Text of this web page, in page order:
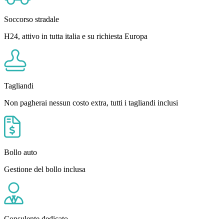
Soccorso stradale
H24, attivo in tutta italia e su richiesta Europa
Tagliandi
Non pagherai nessun costo extra, tutti i tagliandi inclusi
Bollo auto
Gestione del bollo inclusa